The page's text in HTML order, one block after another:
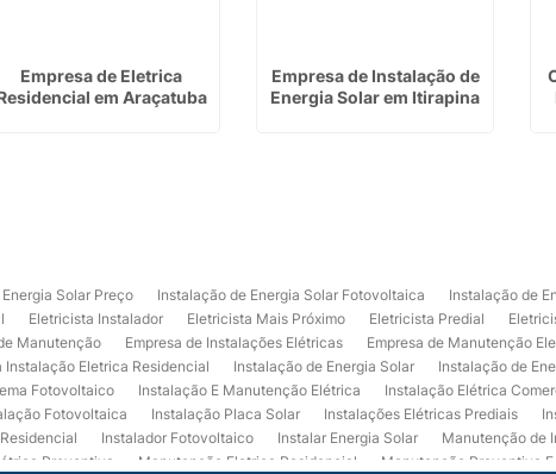
Empresa de Eletrica
em Araçatuba
Empresa de Instalação de
Energia Solar em Itirapina
Solar Preço Instalação de Energia Solar Fotovoltaica Instalação de
Eletricista Instalador Eletricista Mais Próximo Eletricista Predial
Manutenção Empresa de Instalações Elétricas Empresa de Manutenção
Instalação Eletrica Residencial Instalação de Energia Solar Instalação de
Fotovoltaico Instalação E Manutenção Elétrica Instalação Elétrica
Fotovoltaica Instalação Placa Solar Instalações Elétricas Prediais
Instalador Fotovoltaico Instalar Energia Solar Manutenção de
Preventiva Manutenção Eletrica Residencial Manutenção Preventiva